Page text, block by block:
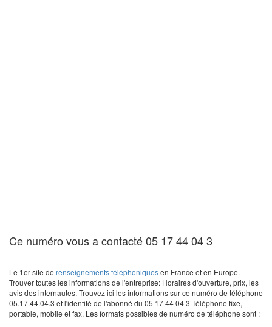
Ce numéro vous a contacté 05 17 44 04 3
Le 1er site de renseignements téléphoniquesen France et en Europe.
Trouver toutes les informations de l'entreprise: Horaires d'ouverture, prix, les
avis des internautes. Trouvez ici les informations sur ce numéro de téléphone
05.17.44.04.3 et l'identité de l'abonné du 05 17 44 04 3 Téléphone fixe,
portable, mobile et fax. Les formats possibles de numéro de téléphone sont :